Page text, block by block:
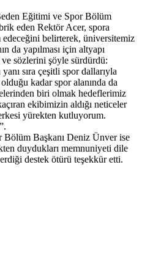
Eğitimi ve Spor Bölüm
eden Rektör Acer, spora
belirterek, üniversitemiz
da yapılması için altyapı
ve sözlerini şöyle sürdürdü:
sıra çeşitli spor dallarıyla
kadar spor alanında da
biri olmak hedeflerimiz
ekibimizin aldığı neticeler
yürekten kutluyorum.
Başkanı Deniz Ünver ise
duydukları memnuniyeti dile
destek ötürü teşekkür etti.